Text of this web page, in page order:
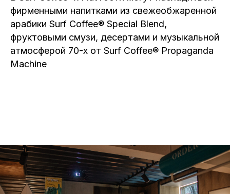
фирменными напитками из свежеобжаренной
арабики Surf Coffee® Special Blend,
фруктовыми смузи, десертами и музыкальной
атмосферой 70-х от Surf Coffee® Propaganda
Machine